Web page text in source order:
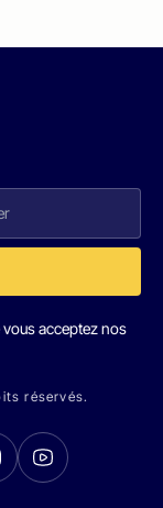
acceptez nos
réservés.